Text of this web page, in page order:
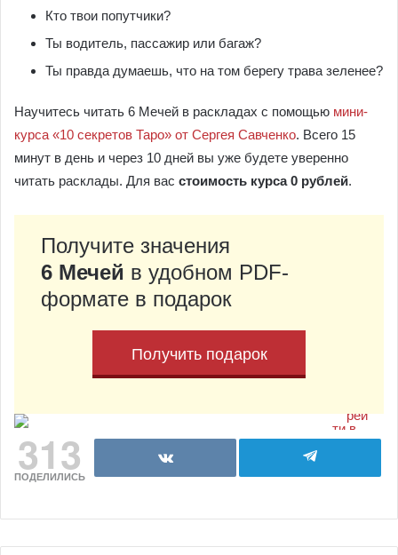
Кто твои попутчики?
Ты водитель, пассажир или багаж?
Ты правда думаешь, что на том берегу трава зеленее?
Научитесь читать 6 Мечей в раскладах с помощью мини-
курса «10 секретов Таро» от Сергея Савченко. Всего 15
минут в день и через 10 дней вы уже будете уверенно
читать расклады. Для вас стоимость курса 0 рублей.
Получите значения
6 Мечей в удобном PDF-
формате в подарок
Получить подарок
313
ПОДЕЛИЛИСЬ